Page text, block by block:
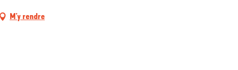
M'y rendre